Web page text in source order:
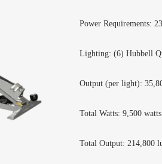
Power Requirements:
Lighting: (6) Hubbell
Output (per light):
Total Watts: 9,500 watts
Total Output: 214,800